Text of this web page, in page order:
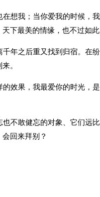
想我；当你爱我的时候，我
下最美的情缘，也不过如此
年之后重又找到归宿。在纷
。
效果，我最爱你的时光，是
不敢健忘的对象、它们远比
回来拜别？